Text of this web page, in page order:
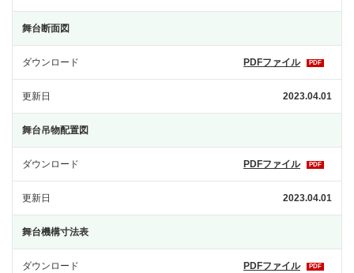
舞台断面図
ダウンロード PDFファイル PDF
更新日 2023.04.01
舞台吊物配置図
ダウンロード PDFファイル PDF
更新日 2023.04.01
舞台機構寸法表
ダウンロード PDFファイル PDF